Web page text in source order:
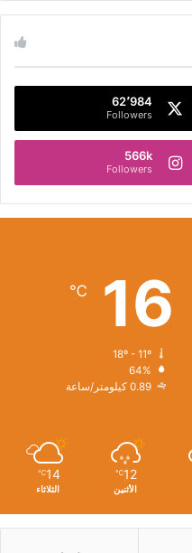
62٬984
Followers
566k
Followers
16
℃
64%
0.89 كيلومتر/ساعة
12
℃
الأثنين
14
℃
الثلاثاء